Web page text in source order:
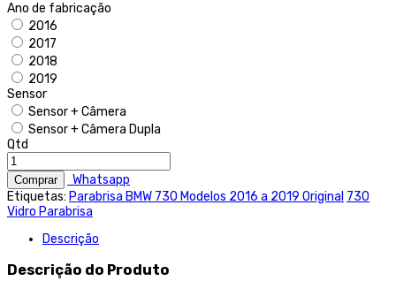
Ano de fabricação
2016
2017
2018
2019
Sensor
Sensor + Câmera
Sensor + Câmera Dupla
Qtd
Whatsapp
Etiquetas: Parabrisa BMW 730 Modelos 2016 a 2019 Original 730
Vidro Parabrisa
Descrição
Descrição do Produto